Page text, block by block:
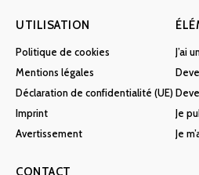
UTILISATION
Politique de cookies
Mentions légales
Déclaration de confidentialité (UE)
Imprint
Avertissement
J’ai
Je
Je